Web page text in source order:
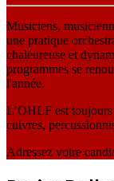
Musiciens,
une pratique
chaleureuse et
programmes se
l'année.
L’OHLF est toujours
cuivres,
Adressez votre